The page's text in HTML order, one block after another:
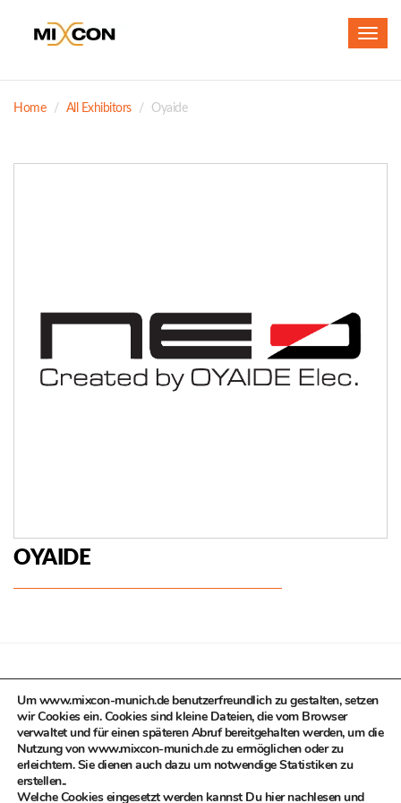
Home All Exhibitors Oyaide
OYAIDE
https://www.proaudio-technik.de/NEO_d_by_OYAIDE.html
© MIXCON in Zusammenarbeit mit dem Kulturreferat der
Landeshauptstadt München, Kompetenzteam Kultur- und
Um www.mixcon-munich.de benutzerfreundlich zu gestalten, setzen
wir Cookies ein. Cookies sind kleine Dateien, die vom Browser
verwaltet und für einen späteren Abruf bereitgehalten werden, um die
Nutzung von www.mixcon-munich.de zu ermöglichen oder zu
erleichtern. Sie dienen auch dazu um notwendige Statistiken zu
erstellen..
Welche Cookies eingesetzt werden kannst Du hier nachlesen und